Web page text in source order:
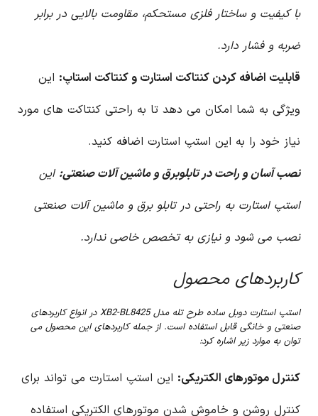
با کیفیت و ساختار فلزی مستحکم، مقاومت بالایی در برابر
ضربه و فشار دارد.
قابلیت اضافه کردن کنتاکت استارت و کنتاکت استاپ: این
ویژگی به شما امکان می دهد تا به راحتی کنتاکت های مورد
نیاز خود را به این استپ استارت اضافه کنید.
نصب آسان و راحت در تابلوبرق و ماشین آلات صنعتی: این
استپ استارت به راحتی در تابلو برق و ماشین آلات صنعتی
نصب می شود و نیازی به تخصص خاصی ندارد.
کاربردهای محصول
استپ استارت دوبل ساده طرح تله مدل XB2-BL8425 در انواع کاربردهای
صنعتی و خانگی قابل استفاده است. از جمله کاربردهای این محصول می
توان به موارد زیر اشاره کرد:
کنترل موتورهای الکتریکی: این استپ استارت می تواند برای
کنترل روشن و خاموش شدن موتورهای الکتریکی استفاده